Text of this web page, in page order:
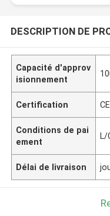
DESCRIPTION DE
Capacité d'approv
isionnement
Certification
Conditions de pai
ement
L/
Délai de livraison